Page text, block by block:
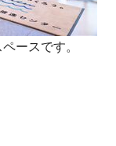
ースです。